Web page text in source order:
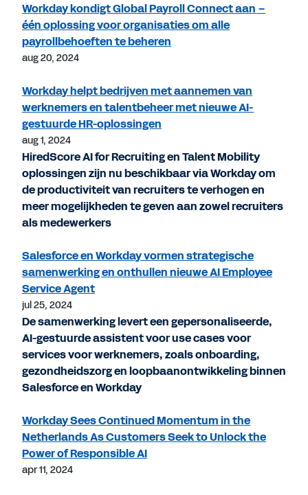
Workday kondigt Global Payroll Connect aan –
één oplossing voor organisaties om alle
payrollbehoeften te beheren
aug 20, 2024
Workday helpt bedrijven met aannemen van
werknemers en talentbeheer met nieuwe AI-
gestuurde HR-oplossingen
aug 1, 2024
HiredScore AI for Recruiting en Talent Mobility
oplossingen zijn nu beschikbaar via Workday om
de productiviteit van recruiters te verhogen en
meer mogelijkheden te geven aan zowel recruiters
als medewerkers
Salesforce en Workday vormen strategische
samenwerking en onthullen nieuwe AI Employee
Service Agent
jul 25, 2024
De samenwerking levert een gepersonaliseerde,
AI-gestuurde assistent voor use cases voor
services voor werknemers, zoals onboarding,
gezondheidszorg en loopbaanontwikkeling binnen
Salesforce en Workday
Workday Sees Continued Momentum in the
Netherlands As Customers Seek to Unlock the
Power of Responsible AI
apr 11, 2024